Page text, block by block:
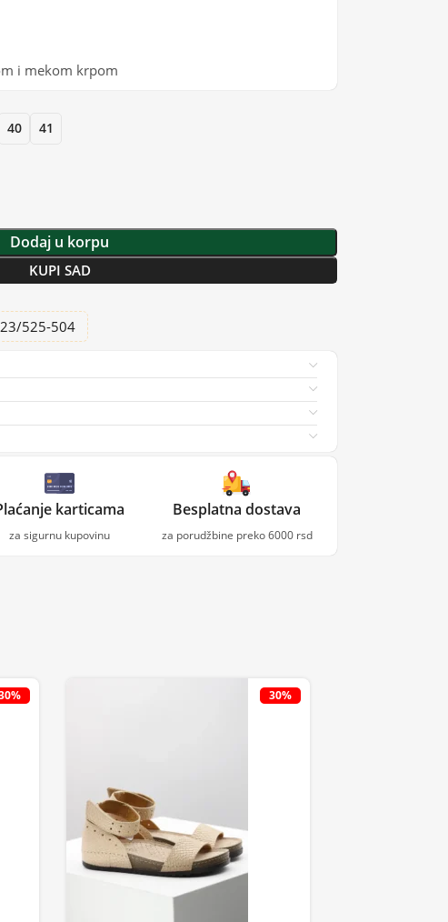
i mekom krpom
40 41
Dodaj u korpu
KUPI SAD
525-504
karticama
za sigurnu kupovinu
Besplatna dostava
za porudžbine preko 6000 rsd
30%